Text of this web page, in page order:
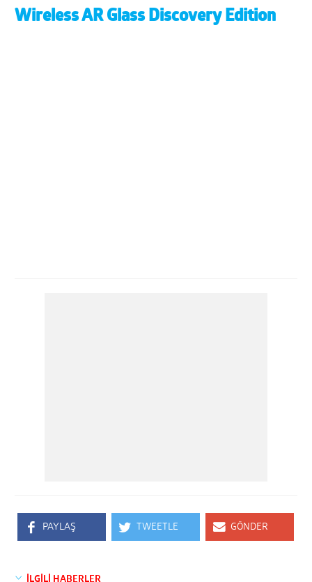
Wireless AR Glass Discovery Edition
PAYLAŞ TWEETLE GÖNDER
İLGİLİ HABERLER